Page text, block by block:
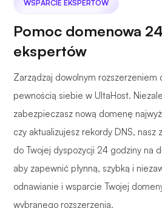
WSPARCIE EKSPERTÓW
Pomoc domenowa
ekspertów
Zarządzaj dowolnym rozszerzeniem
pewnością siebie w UltaHost.
zabezpieczasz nową domenę
czy aktualizujesz rekordy DNS, nasz
do Twojej dyspozycji 24 godziny na
aby zapewnić płynną, szybką i
odnawianie i wsparcie Twojej
wybranego rozszerzenia.